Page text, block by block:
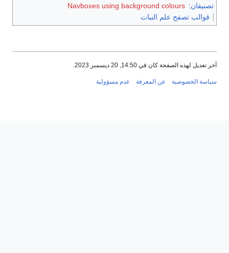
Navboxes using background colours
تصفح علم النبات
الصفحة كان في 14:50, 20 ديسمبر 2023.
عن المعرفة عدم مسؤولية